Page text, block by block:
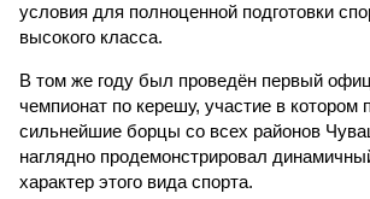
условия для полноценной подготовки
высокого класса.
В том же году был проведён первый
чемпионат по керешу, участие в котором
сильнейшие борцы со всех районов
наглядно продемонстрировал
характер этого вида спорта.